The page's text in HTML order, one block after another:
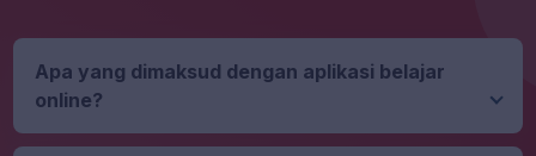
Apa yang dimaksud dengan aplikasi belajar
online?
Aplikasi belajar online adalah perangkat lunak yang